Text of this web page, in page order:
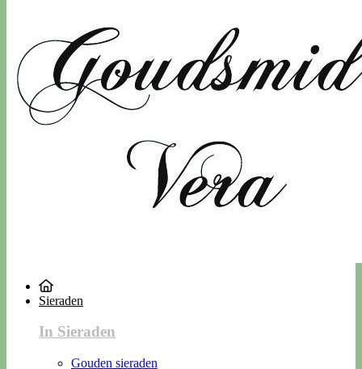
Sieraden
In Sieraden
Gouden sieraden